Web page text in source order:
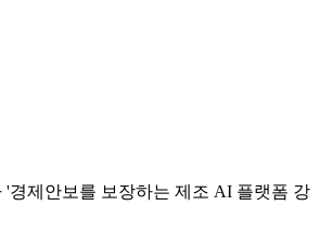
경제안보를 보장하는 제조 AI 플랫폼 강